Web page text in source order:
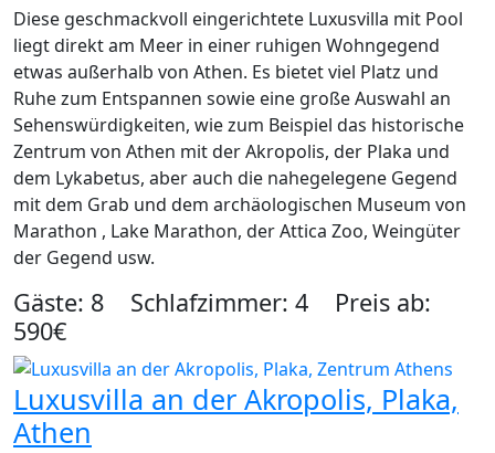
Diese geschmackvoll eingerichtete Luxusvilla mit Pool
liegt direkt am Meer in einer ruhigen Wohngegend
etwas außerhalb von Athen. Es bietet viel Platz und
Ruhe zum Entspannen sowie eine große Auswahl an
Sehenswürdigkeiten, wie zum Beispiel das historische
Zentrum von Athen mit der Akropolis, der Plaka und
dem Lykabetus, aber auch die nahegelegene Gegend
mit dem Grab und dem archäologischen Museum von
Marathon , Lake Marathon, der Attica Zoo, Weingüter
der Gegend usw.
Gäste: 8 Schlafzimmer: 4 Preis ab:
590€
Luxusvilla an der Akropolis, Plaka,
Athen